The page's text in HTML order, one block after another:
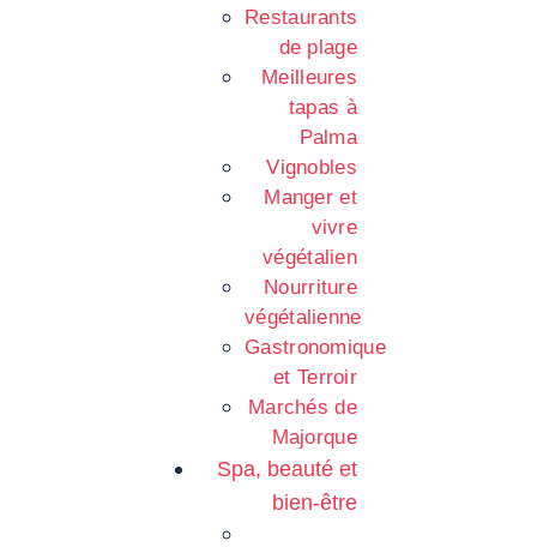
Restaurants
de plage
Meilleures
tapas à
Palma
Vignobles
Manger et
vivre
végétalien
Nourriture
végétalienne
Gastronomique
et Terroir
Marchés de
Majorque
Spa, beauté et
bien-être